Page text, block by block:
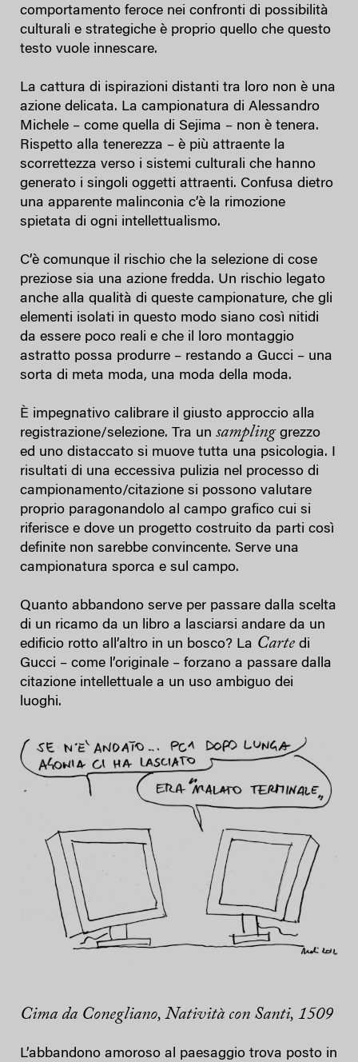
comportamento feroce nei confronti di possibilità
culturali e strategiche è proprio quello che questo
testo vuole innescare.
La cattura di ispirazioni distanti tra loro non è una
azione delicata. La campionatura di Alessandro
Michele – come quella di Sejima – non è tenera.
Rispetto alla tenerezza – è più attraente la
scorrettezza verso i sistemi culturali che hanno
generato i singoli oggetti attraenti. Confusa dietro
una apparente malinconia c’è la rimozione
spietata di ogni intellettualismo.
C’è comunque il rischio che la selezione di cose
preziose sia una azione fredda. Un rischio legato
anche alla qualità di queste campionature, che gli
elementi isolati in questo modo siano così nitidi
da essere poco reali e che il loro montaggio
astratto possa produrre – restando a Gucci – una
sorta di meta moda, una moda della moda.
È impegnativo calibrare il giusto approccio alla
registrazione/selezione. Tra un samplinggrezzo
ed uno distaccato si muove tutta una psicologia. I
risultati di una eccessiva pulizia nel processo di
campionamento/citazione si possono valutare
proprio paragonandolo al campo grafico cui si
riferisce e dove un progetto costruito da parti così
definite non sarebbe convincente. Serve una
campionatura sporca e sul campo.
Quanto abbandono serve per passare dalla scelta
di un ricamo da un libro a lasciarsi andare da un
edificio rotto all’altro in un bosco? La Carte di
Gucci – come l’originale – forzano a passare dalla
citazione intellettuale a un uso ambiguo dei
luoghi.
Cima da Conegliano, Natività con Santi, 1509
L’abbandono amoroso al paesaggio trova posto in